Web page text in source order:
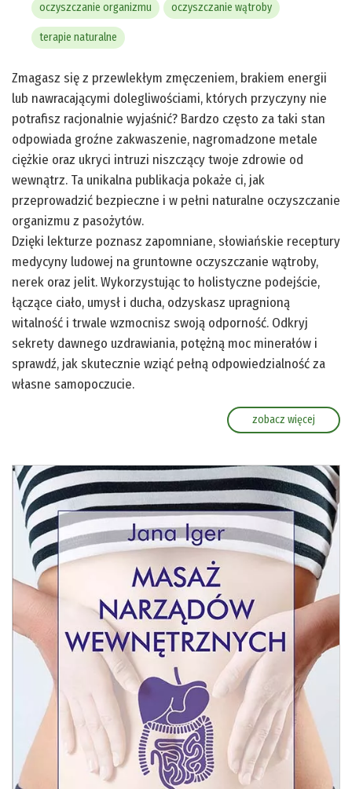
oczyszczanie organizmu oczyszczanie wątroby
terapie naturalne
Zmagasz się z przewlekłym zmęczeniem, brakiem energii
lub nawracającymi dolegliwościami, których przyczyny nie
potrafisz racjonalnie wyjaśnić? Bardzo często za taki stan
odpowiada groźne zakwaszenie, nagromadzone metale
ciężkie oraz ukryci intruzi niszczący twoje zdrowie od
wewnątrz. Ta unikalna publikacja pokaże ci, jak
przeprowadzić bezpieczne i w pełni naturalne oczyszczanie
organizmu z pasożytów.
Dzięki lekturze poznasz zapomniane, słowiańskie receptury
medycyny ludowej na gruntowne oczyszczanie wątroby,
nerek oraz jelit. Wykorzystując to holistyczne podejście,
łączące ciało, umysł i ducha, odzyskasz upragnioną
witalność i trwale wzmocnisz swoją odporność. Odkryj
sekrety dawnego uzdrawiania, potężną moc minerałów i
sprawdź, jak skutecznie wziąć pełną odpowiedzialność za
własne samopoczucie.
zobacz więcej